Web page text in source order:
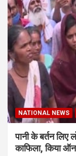
NATIONAL NEWS
पानी के बर्तन लिए
काफिला, किया